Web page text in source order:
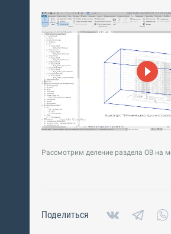
Рассмотрим деление раздела ОВ на
Поделиться